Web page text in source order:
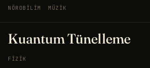
NÖROBILIM MÜZIK
Kuantum Tünelleme
FIZIK